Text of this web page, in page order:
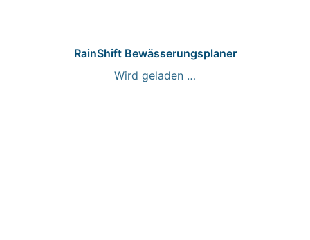
RainShift Bewässerungsplaner
Wird geladen …